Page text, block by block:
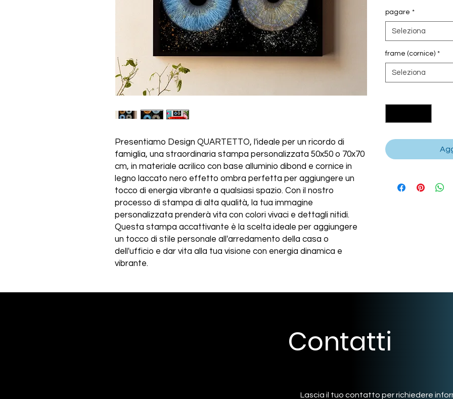
Presentiamo Design QUARTETTO, l'ideale per un ricordo di
famiglia, una straordinaria stampa personalizzata 50x50 o 70x70
cm, in materiale acrilico con base alluminio dibond e cornice in
legno laccato nero effetto ombra perfetta per aggiungere un
tocco di energia vibrante a qualsiasi spazio. Con il nostro
processo di stampa di alta qualità, la tua immagine
personalizzata prenderà vita con colori vivaci e dettagli nitidi.
Questa stampa accattivante è la scelta ideale per aggiungere
un tocco di stile personale all'arredamento della casa o
dell'ufficio e dar vita alla tua visione con energia dinamica e
vibrante.
pagare *
Seleziona
frame (cornice) *
Seleziona
Contatti
Lascia il tuo contatto per richiedere